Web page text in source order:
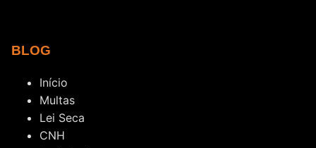
BLOG
Início
Multas
Lei Seca
CNH